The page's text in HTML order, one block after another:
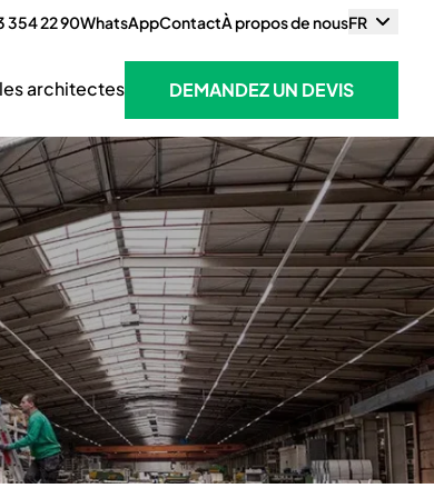
354 22 90WhatsAppContactÀ propos de nousFR
architectes
DEMANDEZ UN DEVIS
DEMANDEZ UN DEVIS